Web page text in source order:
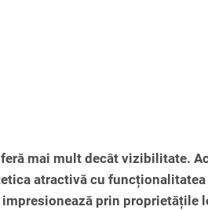
mai mult decât vizibilitate.
atractivă cu
impresionează prin proprietățile